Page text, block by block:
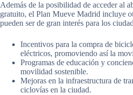
Además de la posibilidad de acceder al
gratuito, el Plan Mueve Madrid incluye
pueden ser de gran interés para los
Incentivos para la compra de
eléctricos, promoviendo así la
Programas de educación y
movilidad sostenible.
Mejoras en la infraestructura de
ciclovías en la ciudad.